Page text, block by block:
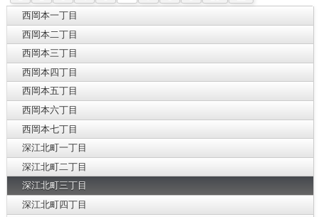
西岡本一丁目
西岡本二丁目
西岡本三丁目
西岡本四丁目
西岡本五丁目
西岡本六丁目
西岡本七丁目
深江北町一丁目
深江北町二丁目
深江北町三丁目
深江北町四丁目